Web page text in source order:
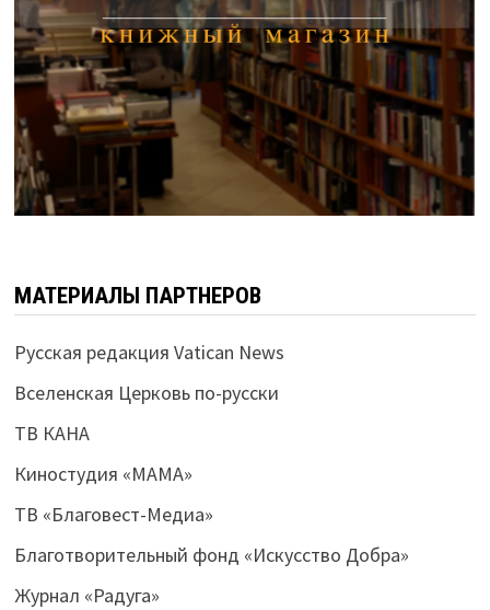
МАТЕРИАЛЫ ПАРТНЕРОВ
Русская редакция Vatican News
Вселенская Церковь по-русски
ТВ КАНА
Киностудия «МАМА»
ТВ «Благовест-Медиа»
Благотворительный фонд «Искусство Добра»
Журнал «Радуга»